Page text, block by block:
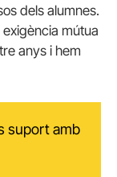
dels alumnes.
mútua
anys i hem
suport amb